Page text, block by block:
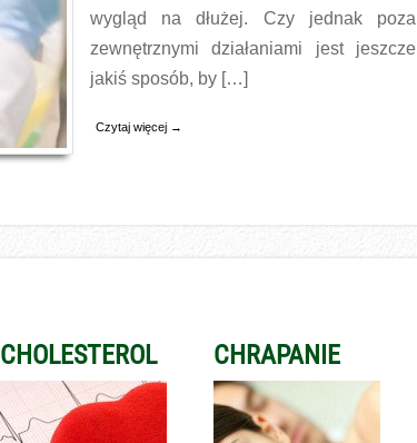
wygląd na dłużej. Czy jednak poza
zewnętrznymi działaniami jest jeszcze
jakiś sposób, by […]
Czytaj więcej →
CHOLESTEROL CHRAPANIE